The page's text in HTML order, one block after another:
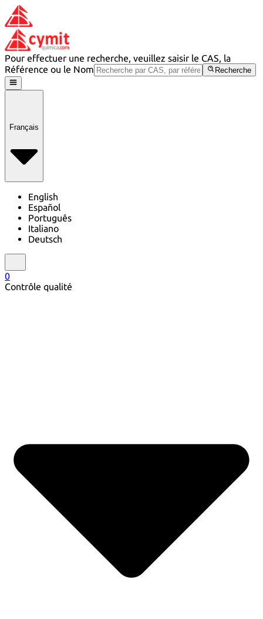
Pour effectuer une recherche, veuillez saisir le CAS, la
Référence ou le Nom
Recherche
Français
English
Español
Português
Italiano
Deutsch
0
Contrôle qualité